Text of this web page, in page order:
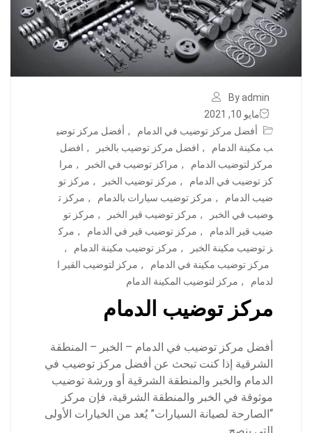
By admin
مايو 10, 2021
أفضل مركز توضيب في الدمام
, أفضل مركز توضي
ب مكينة الدمام
, افضل مركز توضيب بالخبر , افضل
مركز لتوضيب الدمام
, مراكز توضيب في الخبر , مرا
كز توضيب في الدمام
, مركز توضيب الخبر , مركز تو
ضيب الدمام
, مركز توضيب سيارات بالدمام , مركز ت
وضيب في الخبر
, مركز توضيب قير الخبر , مركز تو
ضيب قير الدمام
, مركز توضيب قير في الدمام , مرك
ز توضيب مكينة الخبر
, مركز توضيب مكينة الدمام
,
مركز توضيب مكينة في الدمام
, مركز لتوضيب القير ا
لدمام
, مركز لتوضيب المكينة الدمام
مركز توضيب الدمام
أفضل مركز توضيب في الدمام – الخبر – المنطقة
الشرقية إذا كنت تبحث عن أفضل مركز توضيب في
الدمام والخبر والمنطقة الشرقية أو ورشة توضيب
موثوقة في الخبر والمنطقة الشرقية، فإن مركز
“الصارحة لصيانة السيارات” يُعد من الخيارات الأولى